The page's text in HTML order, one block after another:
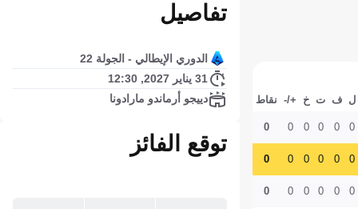
ل ف ت خ +/- نقاط
0
0
0
0
0
0
0
0
0
0
0
0
0
0
0
0
0
0
تفاصيل
الدوري الإيطالي - الجولة 22
31 يناير 2027, 12:30
دييجو أرماندو مارادونا
توقع الفائز